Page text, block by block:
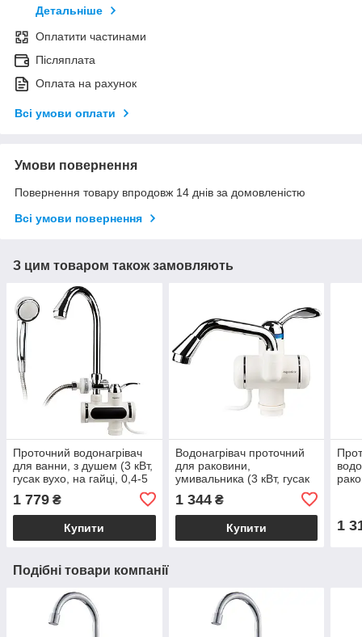
Детальніше
Оплатити частинами
Післяплата
Оплата на рахунок
Всі умови оплати
Умови повернення
Повернення товару впродовж 14 днів за домовленістю
Всі умови повернення
З цим товаром також замовляють
Проточний водонагрівач
для ванни, з душем (3 кВт,
гусак вухо, на гайці, 0,4-5
бар, нижнє кріплення) ТМ
AQUATICA
1 779 ₴
Купити
Водонагрівач проточний
для раковини,
умивальника (3 кВт, гусак
бар) ТМ AQUATICA
1 344₴
Купити 1
Подібні товари компанії